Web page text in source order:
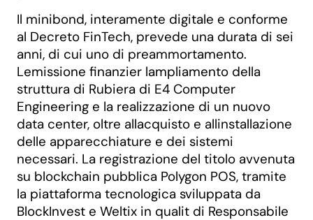
Il minibond, interamente digitale e conforme
al Decreto FinTech, prevede una durata di sei
anni, di cui uno di preammortamento.
Lemissione finanzier lampliamento della
struttura di Rubiera di E4 Computer
Engineering e la realizzazione di un nuovo
data center, oltre allacquisto e allinstallazione
delle apparecchiature e dei sistemi
necessari. La registrazione del titolo avvenuta
su blockchain pubblica Polygon POS, tramite
la piattaforma tecnologica sviluppata da
BlockInvest e Weltix in qualit di Responsabile